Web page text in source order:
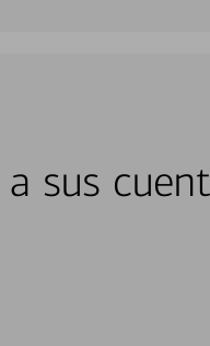
sus